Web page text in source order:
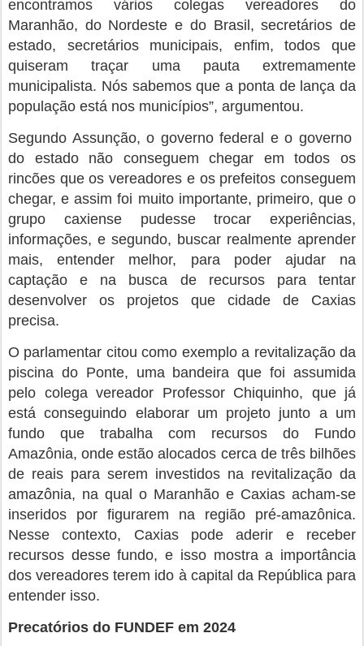
encontramos vários colegas vereadores do
Maranhão, do Nordeste e do Brasil, secretários de
estado, secretários municipais, enfim, todos que
quiseram traçar uma pauta extremamente
municipalista. Nós sabemos que a ponta de lança da
população está nos municípios”, argumentou.
Segundo Assunção, o governo federal e o governo
do estado não conseguem chegar em todos os
rincões que os vereadores e os prefeitos conseguem
chegar, e assim foi muito importante, primeiro, que o
grupo caxiense pudesse trocar experiências,
informações, e segundo, buscar realmente aprender
mais, entender melhor, para poder ajudar na
captação e na busca de recursos para tentar
desenvolver os projetos que cidade de Caxias
precisa.
O parlamentar citou como exemplo a revitalização da
piscina do Ponte, uma bandeira que foi assumida
pelo colega vereador Professor Chiquinho, que já
está conseguindo elaborar um projeto junto a um
fundo que trabalha com recursos do Fundo
Amazônia, onde estão alocados cerca de três bilhões
de reais para serem investidos na revitalização da
amazônia, na qual o Maranhão e Caxias acham-se
inseridos por figurarem na região pré-amazônica.
Nesse contexto, Caxias pode aderir e receber
recursos desse fundo, e isso mostra a importância
dos vereadores terem ido à capital da República para
entender isso.
Precatórios do FUNDEF em 2024